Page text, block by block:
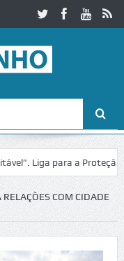
para a Proteção da
do Castelo de Cerveira
COM CIDADE